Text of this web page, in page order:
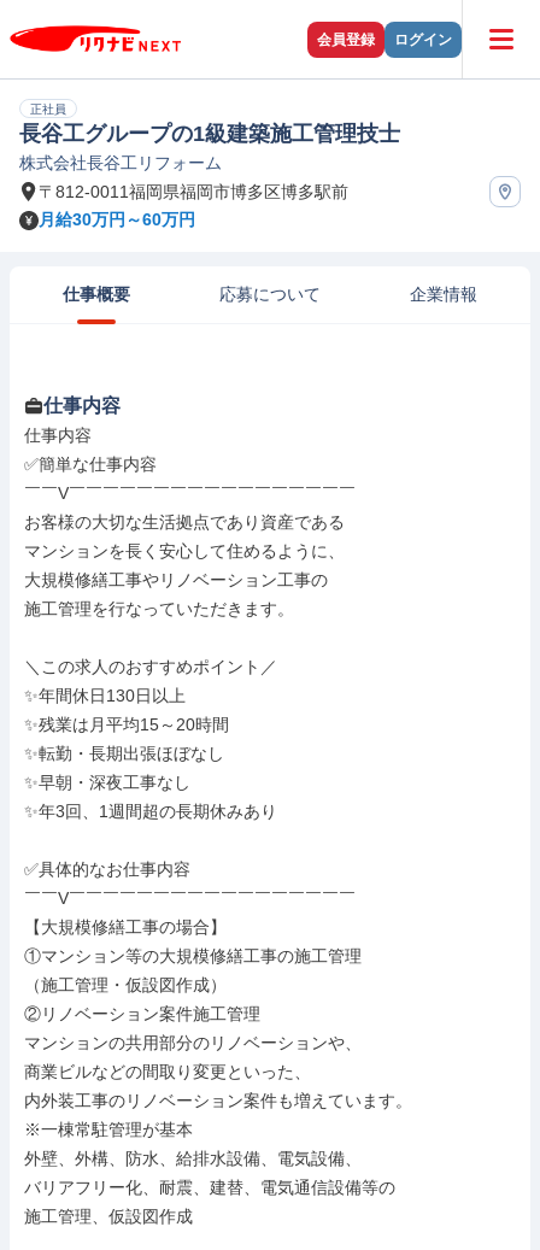
会員登録 ログイン
正社員
長谷工グループの1級建築施工管理技士
株式会社長谷工リフォーム
〒812-0011福岡県福岡市博多区博多駅前
月給30万円～60万円
仕事概要 応募について 企業情報
仕事内容
仕事内容
✅簡単な仕事内容
￣￣V￣￣￣￣￣￣￣￣￣￣￣￣￣￣￣￣￣
お客様の大切な生活拠点であり資産である
マンションを長く安心して住めるように、
大規模修繕工事やリノベーション工事の
施工管理を行なっていただきます。
＼この求人のおすすめポイント／
✨年間休日130日以上
✨残業は月平均15～20時間
✨転勤・長期出張ほぼなし
✨早朝・深夜工事なし
✨年3回、1週間超の長期休みあり
✅具体的なお仕事内容
￣￣V￣￣￣￣￣￣￣￣￣￣￣￣￣￣￣￣￣
【大規模修繕工事の場合】
①マンション等の大規模修繕工事の施工管理
（施工管理・仮設図作成）
②リノベーション案件施工管理
マンションの共用部分のリノベーションや、
商業ビルなどの間取り変更といった、
内外装工事のリノベーション案件も増えています。
※一棟常駐管理が基本
外壁、外構、防水、給排水設備、電気設備、
バリアフリー化、耐震、建替、電気通信設備等の
施工管理、仮設図作成